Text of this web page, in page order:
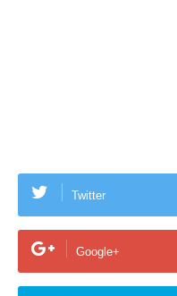
Twitter
Google+